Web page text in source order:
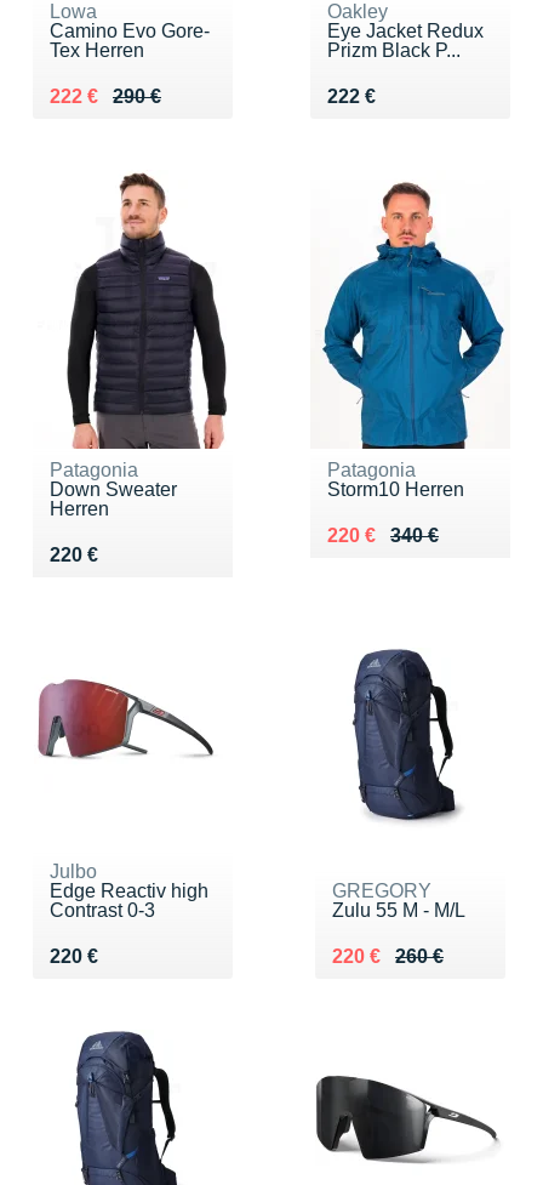
Lowa
Camino Evo Gore-
Tex Herren
290 €
Au lieu de 290 €
222 €
Vendu 222 €
Oakley
Eye Jacket Redux
Prizm Black P...
222 €
Vendu 222 €
Patagonia
Down Sweater
Herren
220 €
Vendu 220 €
Patagonia
Storm10 Herren
340 €
Au lieu de 340 €
220 €
Vendu 220 €
Julbo
Edge Reactiv high
Contrast 0-3
220 €
Vendu 220 €
GREGORY
Zulu 55 M - M/L
260 €
Au lieu de 260 €
220 €
Vendu 220 €